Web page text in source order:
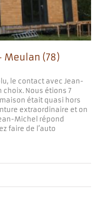
Meulan (78)
le contact avec Jean-
choix. Nous étions 7
était quasi hors
extraordinaire et on
Michel répond
faire de l’auto